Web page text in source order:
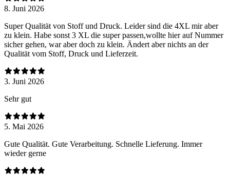
8. Juni 2026
Super Qualität von Stoff und Druck. Leider sind die 4XL mir aber
zu klein. Habe sonst 3 XL die super passen,wollte hier auf Nummer
sicher gehen, war aber doch zu klein. Ändert aber nichts an der
Qualität vom Stoff, Druck und Lieferzeit.
3. Juni 2026
Sehr gut
5. Mai 2026
Gute Qualität. Gute Verarbeitung. Schnelle Lieferung. Immer
wieder gerne